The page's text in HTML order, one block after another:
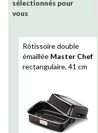
sélectionnés pour
vous
Rôtissoire double
émaillée Master Chef
rectangulaire, 41 cm